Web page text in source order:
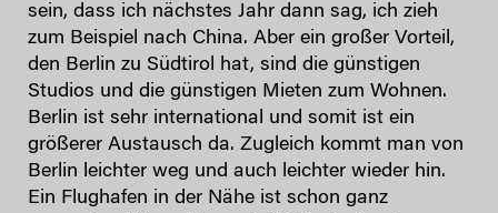
sein, dass ich nächstes Jahr dann sag, ich zieh
zum Beispiel nach China. Aber ein großer Vorteil,
den Berlin zu Südtirol hat, sind die günstigen
Studios und die günstigen Mieten zum Wohnen.
Berlin ist sehr international und somit ist ein
größerer Austausch da. Zugleich kommt man von
Berlin leichter weg und auch leichter wieder hin.
Ein Flughafen in der Nähe ist schon ganz